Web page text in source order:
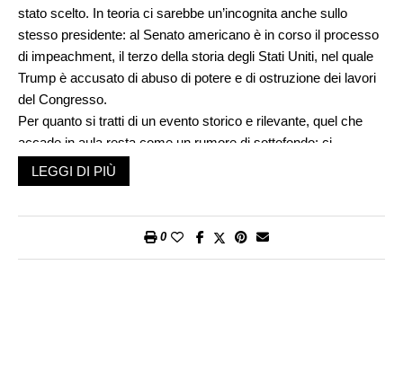
stato scelto. In teoria ci sarebbe un’incognita anche sullo
stesso presidente: al Senato americano è in corso il processo
di impeachment, il terzo della storia degli Stati Uniti, nel quale
Trump è accusato di abuso di potere e di ostruzione dei lavori
del Congresso.
Per quanto si tratti di un evento storico e rilevante, quel che
accade in aula resta come un rumore di sottofondo: ci
appassioniamo più alle lamentele dei senatori che devono
restare chiusi lì dentro a bere solo acqua o latte, senza telefoni
accade non soltanto perché la materia del contendere è
LEGGI DI PIÙ
0